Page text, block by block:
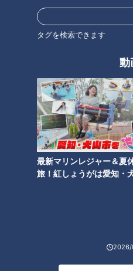
タグを検索できます
動
最新マリンレジャー＆夏
旅！紅しょうがは愛知・
2026/
母の難聴＆夫のコレステロール
出動！家族の健康防衛隊
世界一楽なスクワット！？ダイ
エットのスペシャリストに学ぶ
「無理なくやせる方法」
足の冷えと思ったら“動脈硬